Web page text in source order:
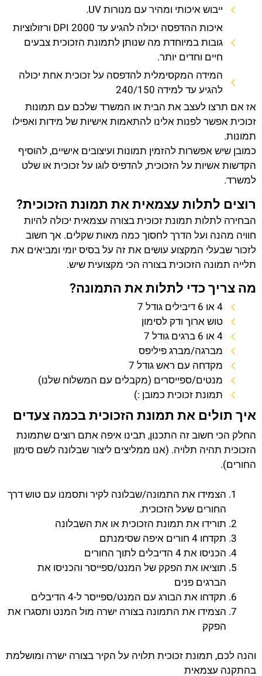
ייבוש איכותי ומהיר עם מנורות UV.
איכות ההדפסה יכולה להגיע עד 2000 DPI ורזולוציות
גובות במיוחדת מה שנותן לתמונת הזכוכית צבעים
חיים וחדים יותר.
המידה המקסימלית להדפסה על זכוכית אחת יכולה
להגיע עד למידה 240/150
אז אם תרצו לעצב את הבית או המשרד שלכם עם תמונות
זכוכית אפשר לפנות אלינו להתאמות אישיות של מידות ואפילו
תמונות.
כמובן שיש אפשרות להזמין תמונות ועיצובים אישיים, להוסיף
הקדשות אשיות על הזכוכית, להדפיס לוגו על זכוכית או שלט
למשרד.
רוצים לתלות עצמאית את תמונת הזכוכית?
הבחירה לתלות תמונת זכוכית בצורה עצמאית יכולה להיות
חוויה מהנה ועל הדרך לחסוך כמה מאות שקלים. אך חשוב
לזכור שבעלי המקצוע עושים את זה על בסיס יומי ומביאים את
תלייה תמונה הזכוכית בצורה הכי מקצועית שיש.
מה צריך כדי לתלות את התמונה?
4 או 6 דיבילים גודל 7
טוש ארוך ודק לסימון
4 או 6 ברגים גודל 7
מברגה/מברג פיליפס
מקדחה עם ראש גודל 7
מנטים/ספייסרים (מקבלים עם המשלוח שלנו)
תמונת זכוכית כמובן :)
איך תולים את תמונת הזכוכית בכמה צעדים
החלק הכי חשוב זה התכנון, תבינו איפה אתם רוצים שתמונת
הזכוכית תהיה תלויה. (אנו ממליצים ליצור שבלונה לשם סימון
החורים).
הצמידו את התמונה/שבלונה לקיר ותסמנו עם טוש דרך
החורים שעל הזכוכית.
תורידו את תמונת הזכוכית או את השבלונה
תקדחו 4 חורים איפה שסימנתם
הכניסו את 4 הדיבלים לתוך החורים
תוציאו את הפקק של המנט/ספייסר והכניסו את
הברגים פנים
תקדחו את הבורג עם המנט/ספייסר ל-4 הדיבלים
הצמידו את התמונה בצורה ישרה מול המנט ותסגרו את
הפקק
והנה לכם, תמונת זכוכית תלויה על הקיר בצורה ישרה ומושלמת
בהתקנה עצמאית